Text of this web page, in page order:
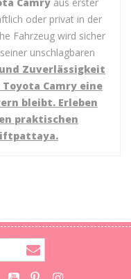
Camry aus erster
oder privat in der
Fahrzeug wird sicher
unschlagbaren
Zuverlässigkeit
Toyota Camryeine
bleibt. Erleben
praktischen